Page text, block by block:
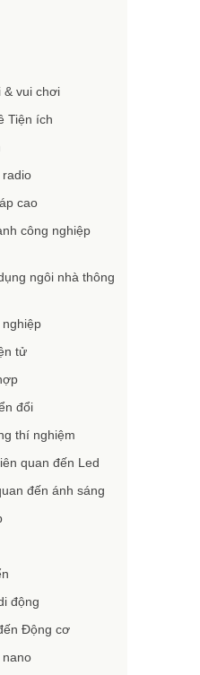
& vui chơi
Tiện ích
radio
cao
công nghiệp
ngôi nhà thông
nghiệp
tử
đổi
thí nghiệm
quan đến Led
đến ánh sáng
động
Động cơ
nano